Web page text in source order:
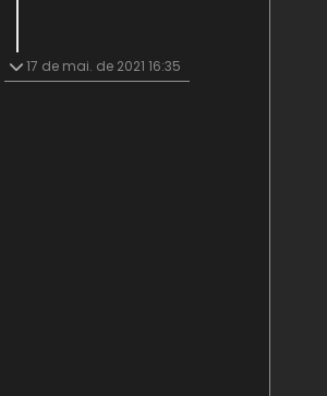
17 de mai. de 2021 16:35